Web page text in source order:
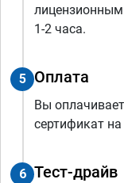
1-2 часа.
5 Оплата
Вы
сертификат
6 Тест-драйв